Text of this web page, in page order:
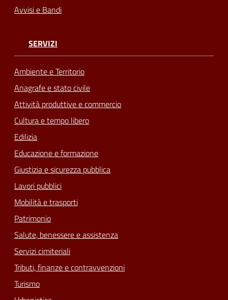
Avvisi e Bandi
SERVIZI
Ambiente e Territorio
Anagrafe e stato civile
Attività produttive e commercio
Cultura e tempo libero
Edilizia
Educazione e formazione
Giustizia e sicurezza pubblica
Lavori pubblici
Mobilità e trasporti
Patrimonio
Salute, benessere e assistenza
Servizi cimiteriali
Tributi, finanze e contravvenzioni
Turismo